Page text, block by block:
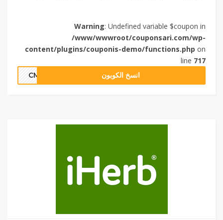
Warning: Undefined variable $coupon in
/www/wwwroot/couponsari.com/wp-
content/plugins/couponis-demo/functions.php on
line 717
انسخ الكوبون